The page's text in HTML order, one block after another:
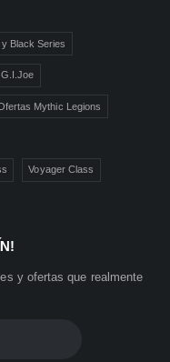
Black Series
Mythic Legions
Voyager Class
y ofertas que realmente